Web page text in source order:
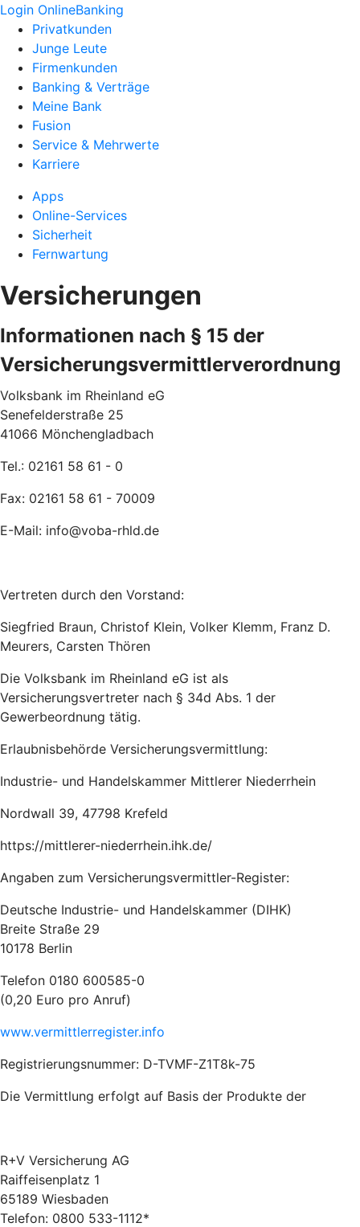
Login OnlineBanking
Privatkunden
Junge Leute
Firmenkunden
Banking & Verträge
Meine Bank
Fusion
Service & Mehrwerte
Karriere
Apps
Online-Services
Sicherheit
Fernwartung
Versicherungen
Informationen nach § 15 der
Versicherungsvermittlerverordnung
Volksbank im Rheinland eG
Senefelderstraße 25
41066 Mönchengladbach
Tel.: 02161 58 61 - 0
Fax: 02161 58 61 - 70009
E-Mail: info@voba-rhld.de
Vertreten durch den Vorstand:
Siegfried Braun, Christof Klein, Volker Klemm, Franz D.
Meurers, Carsten Thören
Die Volksbank im Rheinland eG ist als
Versicherungsvertreter nach § 34d Abs. 1 der
Gewerbeordnung tätig.
Erlaubnisbehörde Versicherungsvermittlung:
Industrie- und Handelskammer Mittlerer Niederrhein
Nordwall 39, 47798 Krefeld
https://mittlerer-niederrhein.ihk.de/
Angaben zum Versicherungsvermittler-Register:
Deutsche Industrie- und Handelskammer (DIHK)
Breite Straße 29
10178 Berlin
Telefon 0180 600585-0
(0,20 Euro pro Anruf)
www.vermittlerregister.info
Registrierungsnummer: D-TVMF-Z1T8k-75
Die Vermittlung erfolgt auf Basis der Produkte der
R+V Versicherung AG
Raiffeisenplatz 1
65189 Wiesbaden
Telefon: 0800 533-1112*